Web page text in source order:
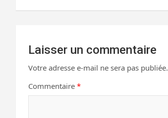
l’article
Laisser un commentaire
Votre adresse e-mail ne sera pas publiée.
Commentaire *